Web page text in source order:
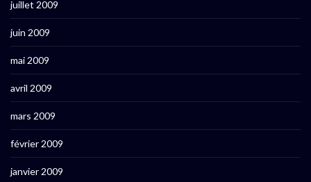
juillet 2009
juin 2009
mai 2009
avril 2009
mars 2009
février 2009
janvier 2009